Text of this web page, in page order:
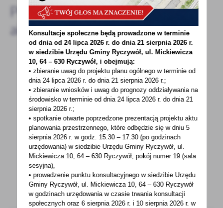
Pozostałe
aktualności
12 - 05 - 2023
Informacja w sprawie podpisania umowy na
realizacjęoperacji pn."Lokalnie i tradycyjnie z
Kołami Gospodyń Wiejskich"
Wielkopolski Ośrodek Doradztwa Rolniczego
w Poznaniu – Partner KSOW informuje, że w
dniu 20 kwietnia...
Konsultacje społeczne będą prowadzone w terminie
od dnia od 24 lipca 2026 r. do dnia 21 sierpnia 2026 r.
w siedzibie Urzędu Gminy Ryczywół, ul. Mickiewicza
10, 64 – 630 Ryczywół, i obejmują:
• zbieranie uwag do projektu planu ogólnego w terminie od
dnia 24 lipca 2026 r. do dnia 21 sierpnia 2026 r.;
• zbieranie wniosków i uwag do prognozy oddziaływania na
środowisko w terminie od dnia 24 lipca 2026 r. do dnia 21
sierpnia 2026 r.;
• spotkanie otwarte poprzedzone prezentacją projektu aktu
planowania przestrzennego, które odbędzie się w dniu 5
sierpnia 2026 r.w godz. 15.30 – 17.30 (po godzinach
urzędowania) w siedzibie Urzędu Gminy Ryczywół, ul.
Mickiewicza 10, 64 – 630 Ryczywół, pokójnumer 19 (sala
sesyjna),
• prowadzenie punktu konsultacyjnego w siedzibie Urzędu
Gminy Ryczywół, ul. Mickiewicza 10, 64 – 630 Ryczywół
w godzinachurzędowania w czasie trwania konsultacji
społecznych oraz 6 sierpnia 2026 r. i 10 sierpnia 2026 r. w